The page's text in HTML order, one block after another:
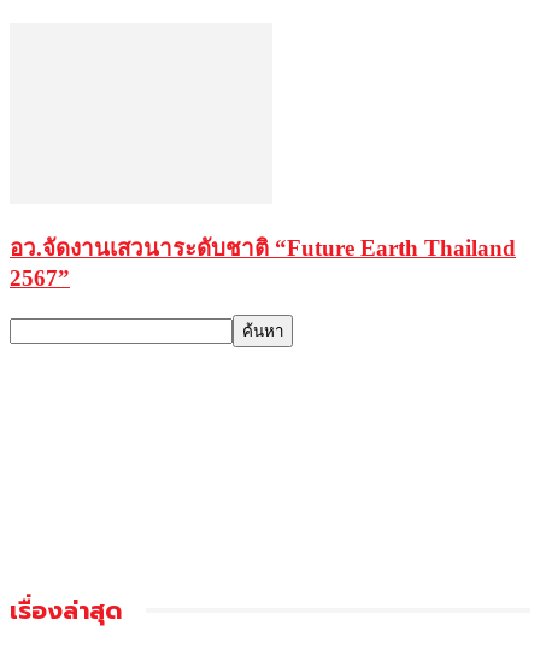
อว.จัดงานเสวนาระดับชาติ “Future Earth Thailand
2567”
เรื่องล่าสุด